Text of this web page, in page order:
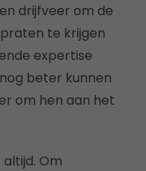
drijfveer om de
te krijgen
expertise
beter kunnen
om hen aan het
Om